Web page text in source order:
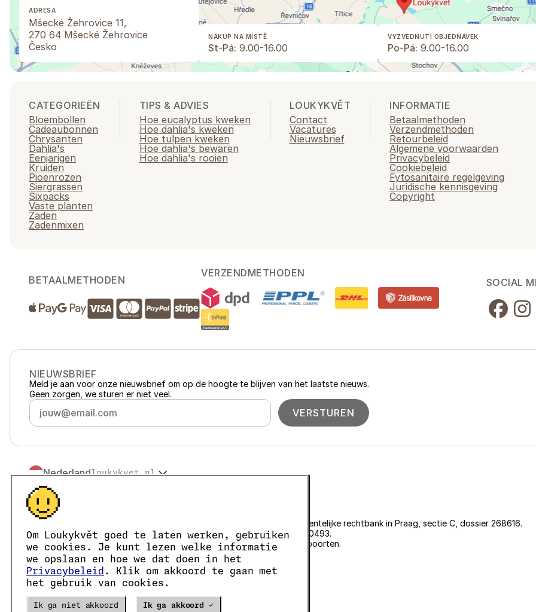
Om Loukykvět goed te laten werken, gebruiken
we cookies. Je kunt lezen welke informatie
we opslaan en hoe we dat doen in het
Privacybeleid . Klik om akkoord te gaan met
het gebruik van cookies.
Ik ga niet akkoord Ik ga akkoord ✓
ADRESA
Mšecké Žehrovice 11,
270 64 Mšecké Žehrovice
Česko
NÁKUP NA MÍSTĚ
St-Pá: 9.00-16.00
VYZVEDNUTÍ OBJEDNÁVEK
Po-Pá: 9.00-16.00
CATEGORIEËN
Bloembollen
Cadeaubonnen
Chrysanten
Dahlia's
Eenjarigen
Kruiden
Pioenrozen
Siergrassen
Sixpacks
Vaste planten
Zaden
Zadenmixen
TIPS & ADVIES
Hoe eucalyptus kweken
Hoe dahlia's kweken
Hoe tulpen kweken
Hoe dahlia's bewaren
Hoe dahlia's rooien
LOUKYKVĚT
Contact
Vacatures
Nieuwsbrief
INFORMATIE
Betaalmethoden
Verzendmethoden
Retourbeleid
Algemene voorwaarden
Privacybeleid
Cookiebeleid
Fytosanitaire regelgeving
Juridische kennisgeving
Copyright
BETAALMETHODEN
VERZENDMETHODEN
SOCIAL
NIEUWSBRIEF
Meld je aan voor onze nieuwsbrief om op de hoogte te blijven van het laatste nieuws.
Geen zorgen, we sturen er niet veel.
VERSTUREN
Nederlandloukykvet.nl
Česko
Slovensko
Polskaloukykvet.pl
Österreichloukykvet.at
Deutschlandloukykvet.de
Franceloukykvet.fr
Belgiëloukykvet.be
Danmarkloukykvet.dk
Eesti loukykvet.ee
© 2016 →
Loukykvět s.r.o. staat ingeschreven in het handelsregister van de gemeentelijke rechtbank in Praag, sectie C, dossier 268616.
We zijn aangesloten bij het EKO-KOM-systeem onder nummer EKF00180493.
Wij gebruiken registratienummer 0636 voor de afgifte van plantenpaspoorten.
Ons KvK-nummer is 05663687, btw-nummer is CZ05663687.
Het ID van de data box is eng827q.
Het EORI-nummer is CZ05663687.
Wij zijn btw-plichtig.
Verze20302 PRODUCTION